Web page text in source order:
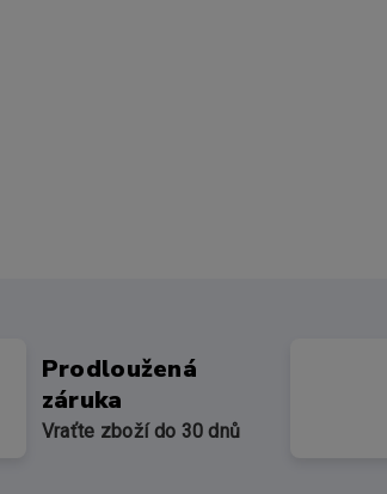
Prodloužená
záruka
Vraťte zboží do 30 dnů